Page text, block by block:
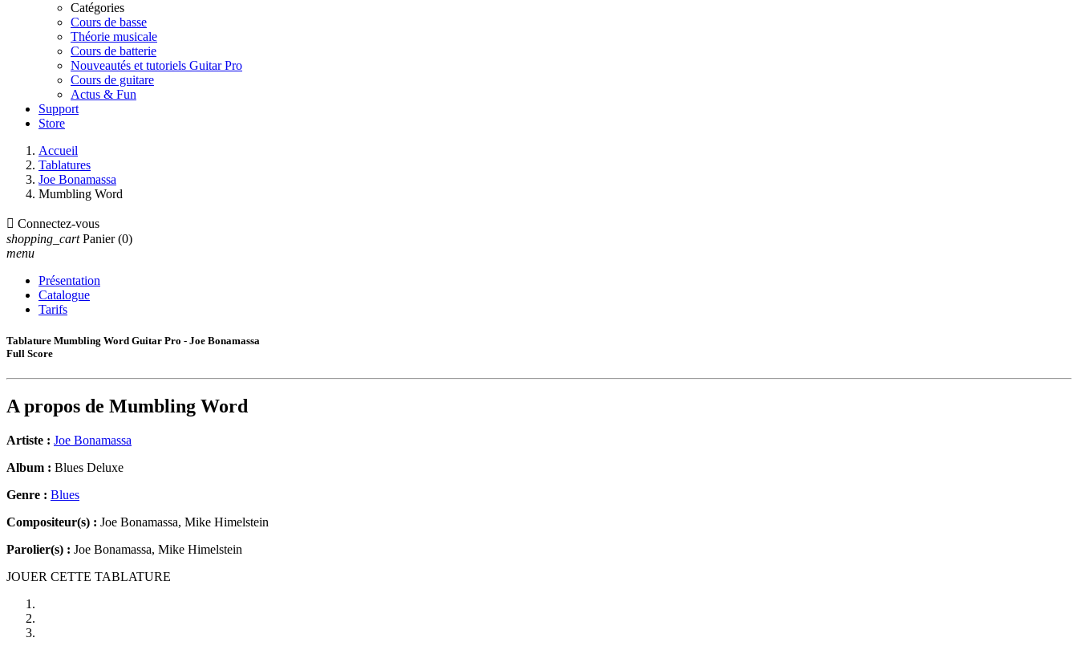
Catégories
Cours de basse
Théorie musicale
Cours de batterie
Nouveautés et tutoriels Guitar Pro
Cours de guitare
Actus & Fun
Support
Store
Accueil
Tablatures
Joe Bonamassa
Mumbling Word
 Connectez-vous
shopping_cart Panier (0)
menu
Présentation
Catalogue
Tarifs
Tablature Mumbling Word Guitar Pro - Joe Bonamassa
Full Score
A propos de Mumbling Word
Artiste : Joe Bonamassa
Album : Blues Deluxe
Genre : Blues
Compositeur(s) : Joe Bonamassa, Mike Himelstein
Parolier(s) : Joe Bonamassa, Mike Himelstein
JOUER CETTE TABLATURE